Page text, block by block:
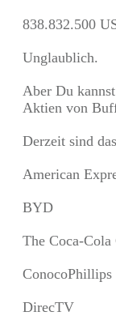
838.832.500
Unglaublich.
Aber Du
Aktien von
Derzeit sind
American
BYD
The Coca-Cola
ConocoPhillips
DirecTV